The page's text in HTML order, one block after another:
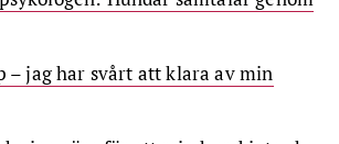
– jag har svårt att klara av min